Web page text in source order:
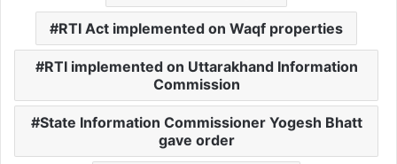
RTI Act implemented on Waqf properties
RTI implemented on Uttarakhand Information
Commission
State Information Commissioner Yogesh Bhatt
gave order